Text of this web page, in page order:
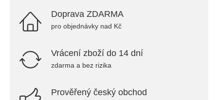
Doprava ZDARMA
pro objednávky nad Kč
Vrácení zboží do 14 dní
zdarma a bez rizika
Prověřený český obchod